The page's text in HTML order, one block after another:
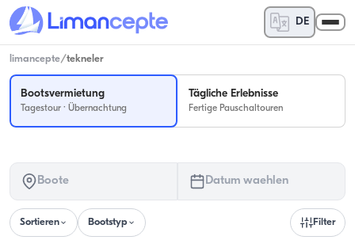
DE
limancepte/tekneler
Bootsvermietung
Tagestour · Übernachtung
Tägliche Erlebnisse
Fertige Pauschaltouren
Boote Datum waehlen
Sortieren Bootstyp Filter